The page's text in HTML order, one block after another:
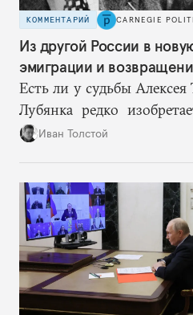
КОММЕНТАРИЙ CARNEGIE
Из другой России в
эмиграции и
Есть ли у судьбы Алексея
Лубянка редко
больно хорошо
Иван Толстой